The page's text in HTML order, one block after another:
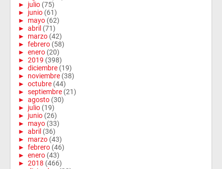
► julio (75)
► junio (61)
► mayo (62)
► abril (71)
► marzo (42)
► febrero (58)
► enero (20)
► 2019 (398)
► diciembre (19)
► noviembre (38)
► octubre (44)
► septiembre (21)
► agosto (30)
► julio (19)
► junio (26)
► mayo (33)
► abril (36)
► marzo (43)
► febrero (46)
► enero (43)
► 2018 (466)